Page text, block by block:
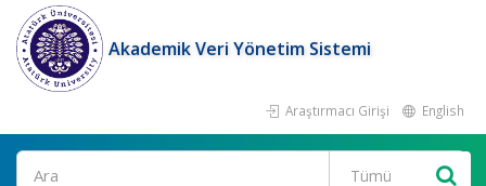
Akademik Veri Yönetim Sistemi
Araştırmacı Girişi English
Ara